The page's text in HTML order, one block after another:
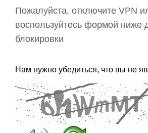
Пожалуйста, отключите VPN
воспользуйтесь формой ниже
блокировки
Нам нужно убедиться, что вы не